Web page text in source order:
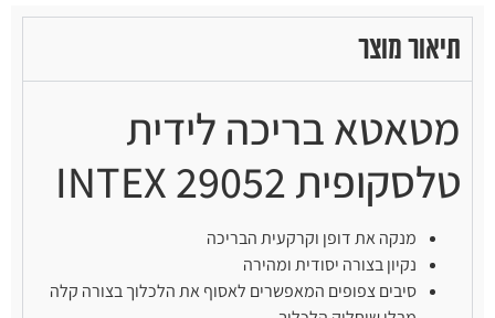
תיאור מוצר
מטאטא בריכה לידית
טלסקופית INTEX 29052
מנקה את דופן וקרקעית הבריכה
נקיון בצורה יסודית ומהירה
סיבים צפופים המאפשרים לאסוף את הלכלוך בצורה קלה